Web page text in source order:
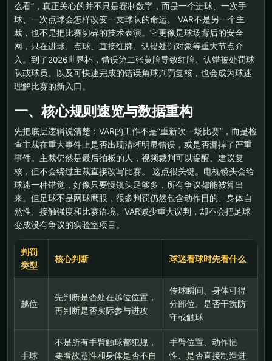
么看”，真正关心的并不只是赛制数字，而是一个进球、一次手
球、一次点球会怎样改变一支球队的命运。 VAR不是另一个主
裁，也不是把比赛切碎的技术表演。它更像是球场背后的安全
网，只在进球、点球、直接红牌、认错处罚对象等重大节点介
入。到了2026世界杯，错误第二张黄牌导致红牌、认错被处罚球
队或球员、以及可快速完成的错误角球判罚复核，也会成为球迷
理解比赛的新入口。
一、核心规则速览与数据重构
先把底层逻辑说清楚：VAR的工作不是“重新吹一场比赛”，而是检
查主裁在重大事件上是否出现清晰明显错误，或是否漏掉了严重
事件。主裁仍然是最后拍板的人，视频裁判可以提醒、建议复
核，但不会绕过主裁直接改写比赛。 这点很关键。电视镜头会给
球迷一种错觉，好像只要慢镜头足够多，所有争议都能被算出
来。但足球不是网球鹰眼，很多判罚仍然包含动作目的、身体自
然性、接触强度和比赛语境。VAR减少重大误判，却不会把足球
变成没有争议的实验室项目。
判罚
类型
核心判断 球迷看球时先看什么
越位
先判断是否处在越位位置，
再判断是否实际参与进攻
传球瞬间、身体可得
分部位、是否干扰防
守或触球
手球
不是所有手臂触球都犯规，
要看故意性和身体是否不自
手臂位置、动作惯
性、是否直接制造进